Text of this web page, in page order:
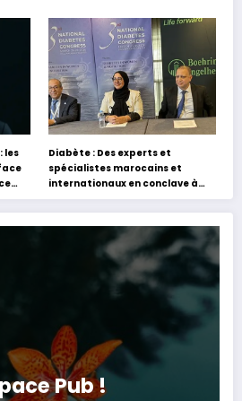
les
Diabète : Des experts et
spécialistes marocains et
internationaux en conclave à
Tanger
Pub !